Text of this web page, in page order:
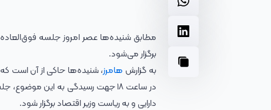
مطابق شنیده‌ها عصر امروز جلسه
برگزار می‌شود.
به گزارش هامرز، شنیده‌ها حاکی از آن است
در ساعت ۱۸ جهت رسیدگی به این
دارایی و به ریاست وزیر اقتصاد برگزار شود.